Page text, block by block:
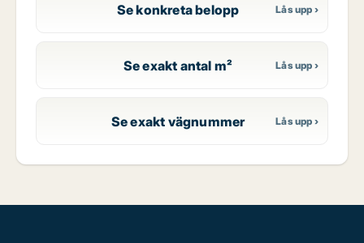
Se konkreta belopp
Se exakt antal m²
Se exakt vägnummer